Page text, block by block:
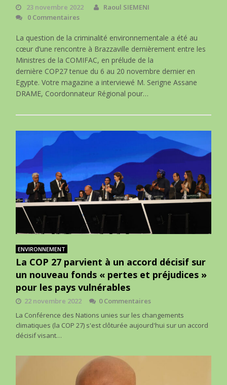
23 novembre 2022
Raoul SIEMENI
0 Commentaires
La question de la criminalité environnementale a été au
cœur d’une rencontre à Brazzaville dernièrement entre les
Ministres de la COMIFAC, en prélude de la
dernière COP27 tenue du 6 au 20 novembre dernier en
Egypte. Votre magazine a interviewé M. Serigne Assane
DRAME, Coordonnateur Régional pour…
ENVIRONNEMENT
La COP 27 parvient à un accord décisif sur
un nouveau fonds « pertes et préjudices »
pour les pays vulnérables
22 novembre 2022
0 Commentaires
La Conférence des Nations unies sur les changements
climatiques (la COP 27) s'est clôturée aujourd'hui sur un accord
décisif visant…